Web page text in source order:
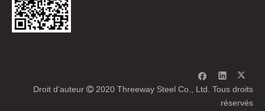
Droit d'auteur  2020 Threeway Steel Co., Ltd. Tous droits
réservés